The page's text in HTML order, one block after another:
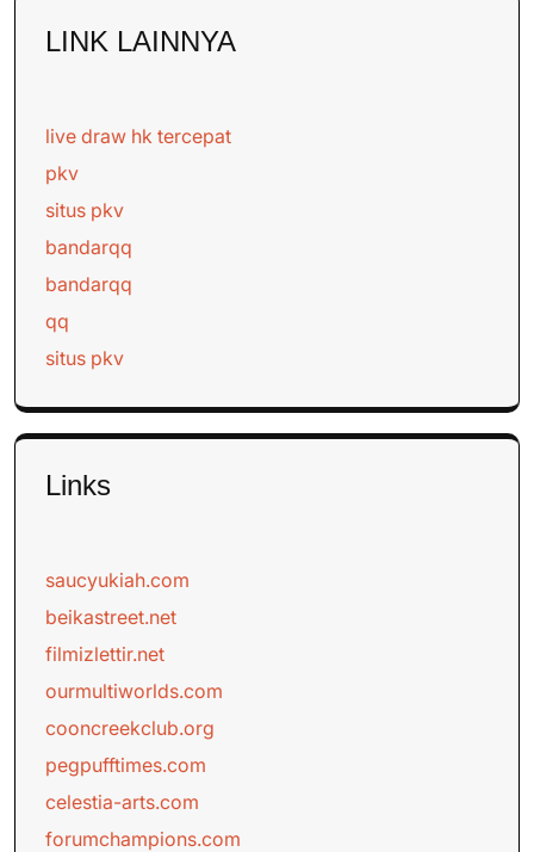
LINK LAINNYA
live draw hk tercepat
pkv
situs pkv
bandarqq
bandarqq
qq
situs pkv
Links
saucyukiah.com
beikastreet.net
filmizlettir.net
ourmultiworlds.com
cooncreekclub.org
pegpufftimes.com
celestia-arts.com
forumchampions.com